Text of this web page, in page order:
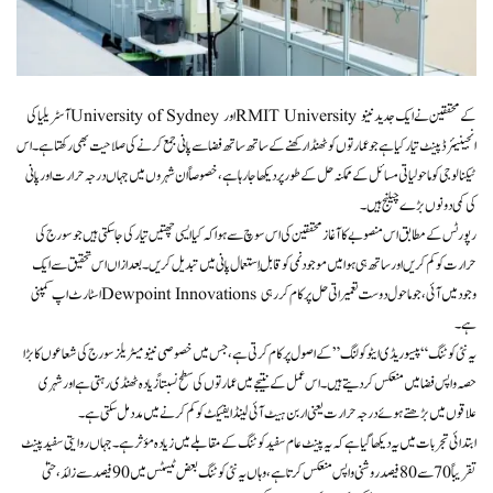
آسٹریلیا کی University of Sydney اور RMIT University کے محققین نے ایک جدید نینو
انجینیئرڈ پینٹ تیار کیا ہے جو عمارتوں کو ٹھنڈا رکھنے کے ساتھ ساتھ فضا سے پانی جمع کرنے کی صلاحیت بھی رکھتا ہے۔ اس
ٹیکنالوجی کو ماحولیاتی مسائل کے ممکنہ حل کے طور پر دیکھا جا رہا ہے، خصوصاً ان شہروں میں جہاں درجہ حرارت اور پانی
کی کمی دونوں بڑے چیلنج ہیں۔
رپورٹس کے مطابق اس منصوبے کا آغاز محققین کی اس سوچ سے ہوا کہ کیا ایسی چھتیں تیار کی جا سکتی ہیں جو سورج کی
حرارت کو کم کریں اور ساتھ ہی ہوا میں موجود نمی کو قابلِ استعمال پانی میں تبدیل کریں۔ بعد ازاں اس تحقیق سے ایک
اسٹارٹ اپ کمپنی Dewpoint Innovations وجود میں آئی، جو ماحول دوست تعمیراتی حل پر کام کر رہی
ہے۔
یہ نئی کوٹنگ “پیسو ریڈی ایٹو کولنگ” کے اصول پر کام کرتی ہے، جس میں خصوصی نینو میٹریلز سورج کی شعاعوں کا بڑا
حصہ واپس فضا میں منعکس کر دیتے ہیں۔ اس عمل کے نتیجے میں عمارتوں کی سطح نسبتاً زیادہ ٹھنڈی رہتی ہے اور شہری
علاقوں میں بڑھتے ہوئے درجہ حرارت یعنی اربن ہیٹ آئی لینڈ ایفیکٹ کو کم کرنے میں مدد مل سکتی ہے۔
ابتدائی تجربات میں یہ دیکھا گیا ہے کہ یہ پینٹ عام سفید کوٹنگ کے مقابلے میں زیادہ مؤثر ہے۔ جہاں روایتی سفید پینٹ
تقریباً 70 سے 80 فیصد روشنی واپس منعکس کرتا ہے، وہاں یہ نئی کوٹنگ بعض ٹیسٹس میں 90 فیصد سے زائد، حتیٰ